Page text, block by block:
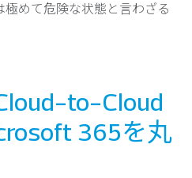
めて危険な状態と言わざる
to-Cloud
365を丸